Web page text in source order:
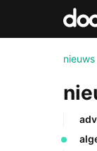
nieuws